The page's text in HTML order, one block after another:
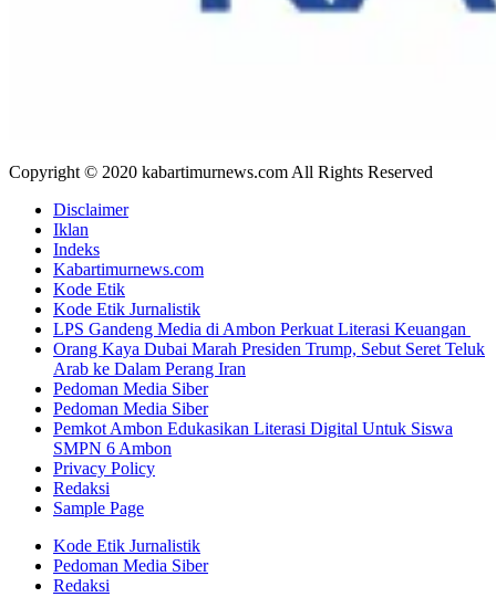
Copyright © 2020 kabartimurnews.com All Rights Reserved
Disclaimer
Iklan
Indeks
Kabartimurnews.com
Kode Etik
Kode Etik Jurnalistik
LPS Gandeng Media di Ambon Perkuat Literasi Keuangan
Orang Kaya Dubai Marah Presiden Trump, Sebut Seret Teluk
Arab ke Dalam Perang Iran
Pedoman Media Siber
Pedoman Media Siber
Pemkot Ambon Edukasikan Literasi Digital Untuk Siswa
SMPN 6 Ambon
Privacy Policy
Redaksi
Sample Page
Kode Etik Jurnalistik
Pedoman Media Siber
Redaksi